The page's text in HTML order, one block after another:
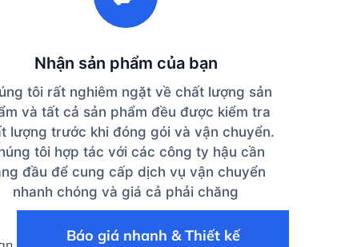
Nhận sản phẩm của bạn
tôi rất nghiêm ngặt về chất lượng sản
và tất cả sản phẩm đều được kiểm tra
lượng trước khi đóng gói và vận chuyển.
tôi hợp tác với các công ty hậu cần
đầu để cung cấp dịch vụ vận chuyển
nhanh chóng và giá cả phải chăng
Báo giá nhanh & Thiết kế